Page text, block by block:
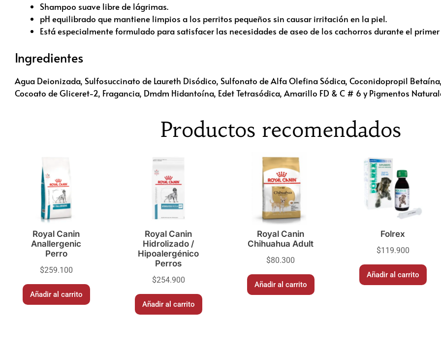
Shampoo suave libre de lágrimas.
pH equilibrado que mantiene limpios a los perritos pequeños sin causar irritación en la piel.
Está especialmente formulado para satisfacer las necesidades de aseo de los cachorros durante el
Ingredientes
Agua Deionizada, Sulfosuccinato de Laureth Disódico, Sulfonato de Alfa Olefina Sódica, Coconidopropil
Cocoato de Gliceret-2, Fragancia, Dmdm Hidantoína, Edet Tetrasódica, Amarillo FD & C # 6 y Pigmentos
Productos recomendados
Royal Canin
Anallergenic
Perro
$259.100
Añadir al carrito
Royal Canin
Hidrolizado /
Hipoalergénico
Perros
$254.900
Añadir al carrito
Royal Canin
Chihuahua Adult
$80.300
Añadir al carrito
Folrex
$119.900
Añadir al carrito